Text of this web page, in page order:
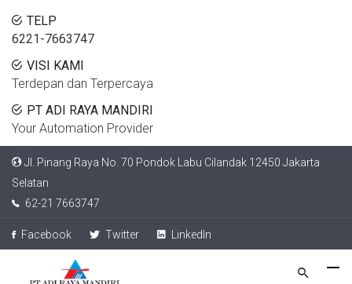
TELP
6221-7663747
VISI KAMI
Terdepan dan Terpercaya
PT ADI RAYA MANDIRI
Your Automation Provider
Jl. Pinang Raya No. 70 Pondok Labu Cilandak 12450 Jakarta
Selatan
62-21 7663747
Facebook Twitter LinkedIn